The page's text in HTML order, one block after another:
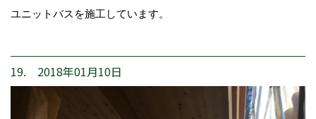
ユニットバスを施工しています。
19. 2018年01月10日